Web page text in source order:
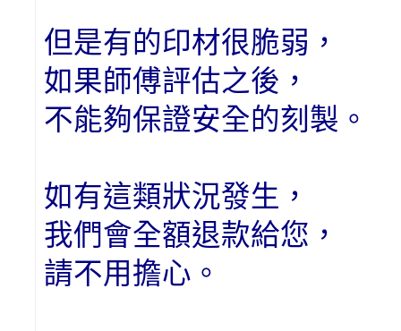
但是有的印材很脆弱，
如果師傅評估之後，
不能夠保證安全的刻製。
如有這類狀況發生，
我們會全額退款給您，
請不用擔心。